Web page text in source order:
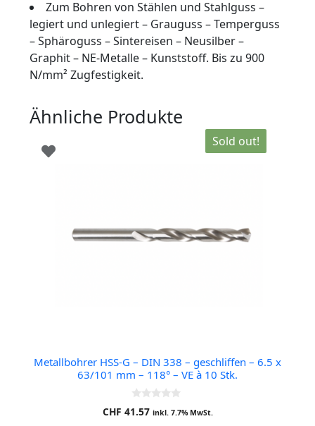
Zum Bohren von Stählen und Stahlguss –
legiert und unlegiert – Grauguss – Temperguss
– Sphäroguss – Sintereisen – Neusilber –
Graphit – NE-Metalle – Kunststoff. Bis zu 900
N/mm² Zugfestigkeit.
Ähnliche Produkte
Sold out!
Metallbohrer HSS-G – DIN 338 – geschliffen – 6.5 x
63/101 mm – 118° – VE à 10 Stk.
0
o
CHF 41.57 inkl. 7.7% MwSt.